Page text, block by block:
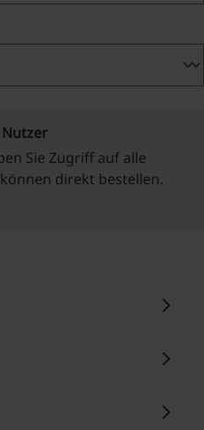
Sie Zugriff auf alle
direkt bestellen.
chevron_right
chevron_right
chevron_right